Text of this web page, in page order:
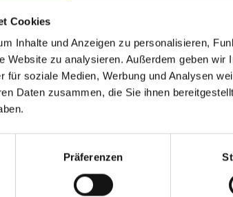
Cookies
Inhalte und Anzeigen zu personalisieren,
Website zu analysieren. Außerdem geben wir
für soziale Medien, Werbung und Analysen
Daten zusammen, die Sie ihnen
Präferenzen